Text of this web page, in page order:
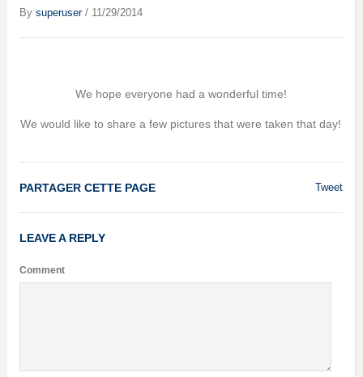
By superuser/ 11/29/2014
We hope everyone had a wonderful time!
We would like to share a few pictures that were taken that day!
Tweet
PARTAGER CETTE PAGE
LEAVE A REPLY
Comment